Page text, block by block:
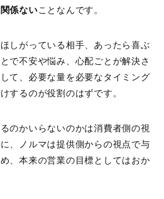
係ないことなんです。
しがっている相手、あったら喜ぶ
で不安や悩み、心配ごとが解決さ
て、必要な量を必要なタイミング
するのが役割のはずです。
のかいらないのかは消費者側の視
、ノルマは提供側からの視点で与
、本来の営業の目標としてはおか